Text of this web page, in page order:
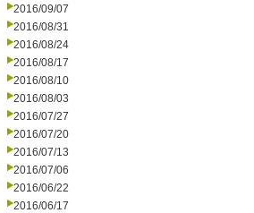
2016/09/07
2016/08/31
2016/08/24
2016/08/17
2016/08/10
2016/08/03
2016/07/27
2016/07/20
2016/07/13
2016/07/06
2016/06/22
2016/06/17